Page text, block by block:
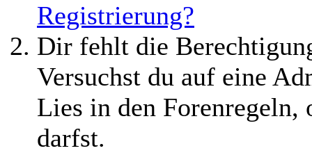
Registrierung?
Dir fehlt die
Versuchst du auf eine
Lies in den Forenregeln,
darfst.